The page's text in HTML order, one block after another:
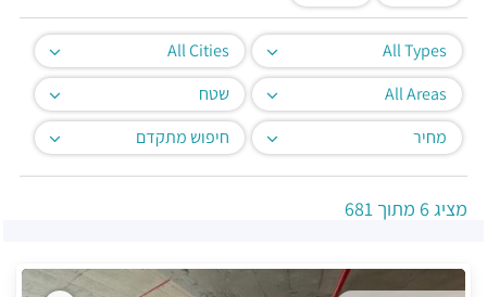
All Types
All Cities
All Areas
שטח
מחיר
חיפוש מתקדם
מציג 6 מתוך 681